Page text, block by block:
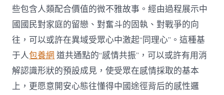
些包含人類配合價值的微不雅故事。經由過程展示中
國國民對家庭的留戀、對奮斗的固執、對戰爭的向
往，可以或許在異域受眾心中激起“同理心”。這種基
于人包養網 道共通點的“感情共振”，可以或許有用消
解認識形狀的預設成見，使受眾在感情採取的基本
上，更愿意開安心態往懂得中國途徑背后的感性邏